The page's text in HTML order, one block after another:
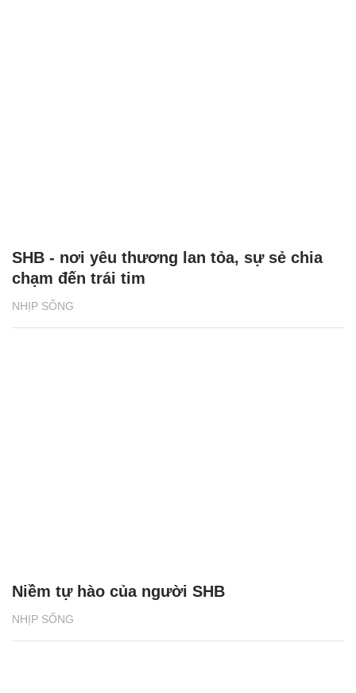
NHỊP SỐNG
SHB - nơi yêu thương lan tỏa, sự sẻ chia
chạm đến trái tim
NHỊP SỐNG
Niềm tự hào của người SHB